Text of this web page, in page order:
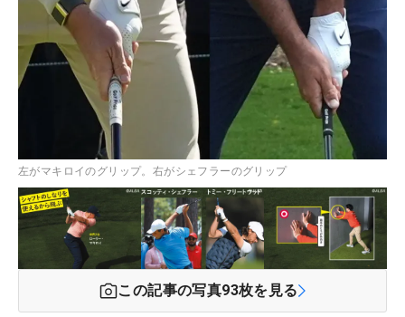
左がマキロイのグリップ。右がシェフラーのグリップ
この記事の写真93枚を見る